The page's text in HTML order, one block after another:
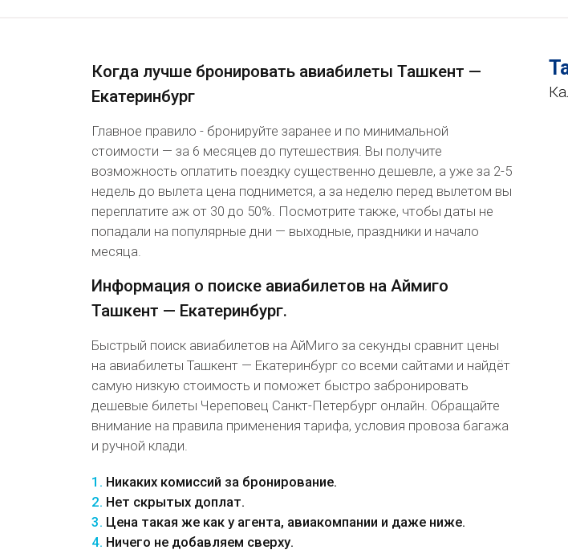
Когда лучше бронировать авиабилеты Ташкент —
Екатеринбург
Главное правило - бронируйте заранее и по минимальной
стоимости — за 6 месяцев до путешествия. Вы получите
возможность оплатить поездку существенно дешевле, а уже за 2-5
недель до вылета цена поднимется, а за неделю перед вылетом вы
переплатите аж от 30 до 50%. Посмотрите также, чтобы даты не
попадали на популярные дни — выходные, праздники и начало
месяца.
Информация о поиске авиабилетов на Аймиго
Ташкент — Екатеринбург.
Быстрый поиск авиабилетов на АйМиго за секунды сравнит цены
на авиабилеты Ташкент — Екатеринбург со всеми сайтами и найдёт
самую низкую стоимость и поможет быстро забронировать
дешевые билеты Череповец Санкт-Петербург онлайн. Обращайте
внимание на правила применения тарифа, условия провоза багажа
и ручной клади.
1. Никаких комиссий за бронирование.
2. Нет скрытых доплат.
3. Цена такая же как у агента, авиакомпании и даже ниже.
4. Ничего не добавляем сверху.